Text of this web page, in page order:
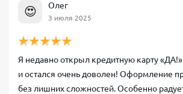
😍 Олег
3 июля 2025
Я недавно открыл кредитную карту
и остался очень доволен! Оформление
без лишних сложностей. Особенно